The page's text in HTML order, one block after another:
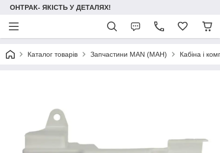
ОНТРАК- ЯКІСТЬ У ДЕТАЛЯХ!
Каталог товарів Запчастини MAN (МАН) Кабіна і